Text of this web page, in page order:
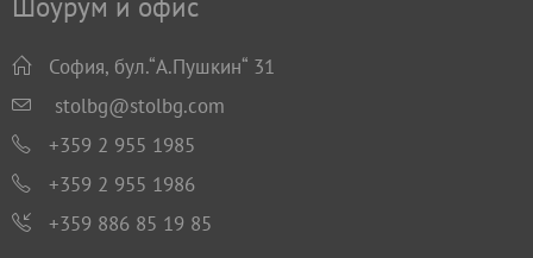
София, бул.“А.Пушкин“ 31
stolbg@stolbg.com
+359 2 955 1985
+359 2 955 1986
+359 886 85 19 85